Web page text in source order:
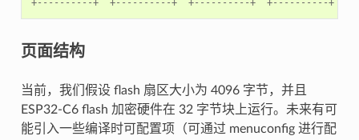
+----------+ +----------+ +----------+ +----------+
页面结构
当前，我们假设 flash 扇区大小为 4096 字节，并且
ESP32-C6 flash 加密硬件在 32 字节块上运行。未来有可
能引入一些编译时可配置项（可通过 menuconfig 进行配